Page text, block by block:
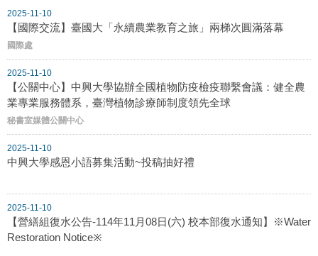
2025-11-10
【國際交流】臺國大「永續農業教育之旅」兩梯次圓滿落幕
國際處
2025-11-10
【公關中心】中興大學協辦全國植物防疫檢疫聯繫會議：健全農
業專業服務體系，臺灣植物診療師制度領先全球
秘書室媒體公關中心
2025-11-10
中興大學感恩小語募集活動~投稿抽好禮
2025-11-10
【營繕組復水公告-114年11月08日(六) 校本部復水通知】※Water
Restoration Notice※